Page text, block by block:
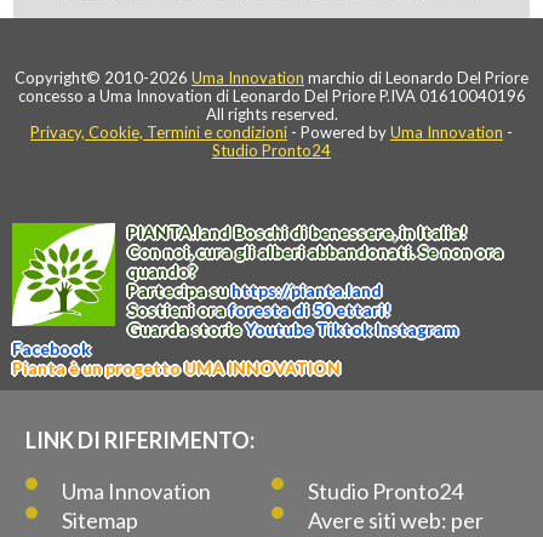
Copyright© 2010-2026 Uma Innovation marchio di Leonardo Del Priore
concesso a Uma Innovation di Leonardo Del Priore P.IVA 01610040196
All rights reserved.
Privacy, Cookie, Termini e condizioni - Powered byUma Innovation -
Studio Pronto24
PIANTA.landBoschi di benessere, in Italia!
Con noi, cura gli alberi abbandonati. Se non ora
quando?
Partecipa suhttps://pianta.land
Sostieni oraforesta di 50 ettari!
Guarda storieYoutubeTiktokInstagram
Facebook
Pianta è un progetto UMA INNOVATION
LINK DI RIFERIMENTO:
Uma Innovation
Studio Pronto24
Sitemap
Avere siti web: per